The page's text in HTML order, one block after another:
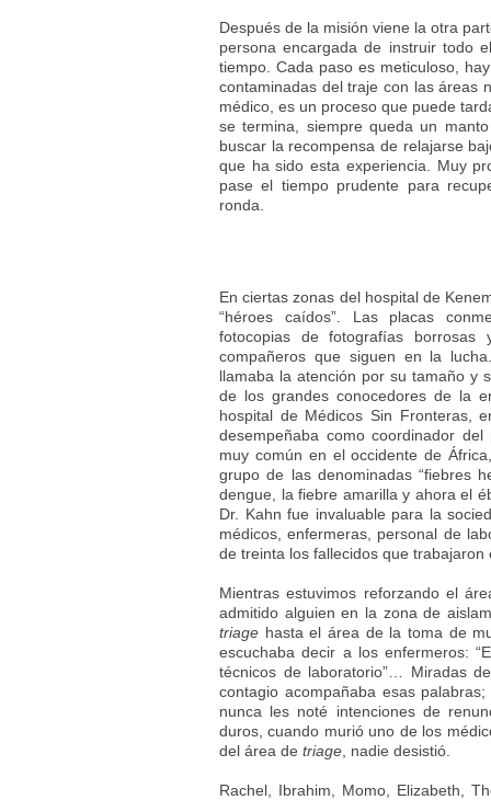
Después de la misión viene la otra
persona encargada de instruir todo
tiempo. Cada paso es meticuloso,
contaminadas del traje con las áreas
médico, es un proceso que puede
se termina, siempre queda un
buscar la recompensa de relajarse
que ha sido esta experiencia. Muy
pase el tiempo prudente para
ronda.
En ciertas zonas del hospital de
“héroes caídos”. Las placas
fotocopias de fotografías
compañeros que siguen en la
llamaba la atención por su tamaño y
de los grandes conocedores de la
hospital de Médicos Sin Fronteras,
desempeñaba como coordinador
muy común en el occidente de
grupo de las denominadas “fiebres
dengue, la fiebre amarilla y ahora el
Dr. Kahn fue invaluable para la
médicos, enfermeras, personal de
de treinta los fallecidos que
Mientras estuvimos reforzando el
admitido alguien en la zona de
triage hasta el área de la toma de
escuchaba decir a los enfermeros:
técnicos de laboratorio”… Miradas
contagio acompañaba esas
nunca les noté intenciones de
duros, cuando murió uno de los
del área de triage , nadie desistió.
Rachel, Ibrahim, Momo, Elizabeth,